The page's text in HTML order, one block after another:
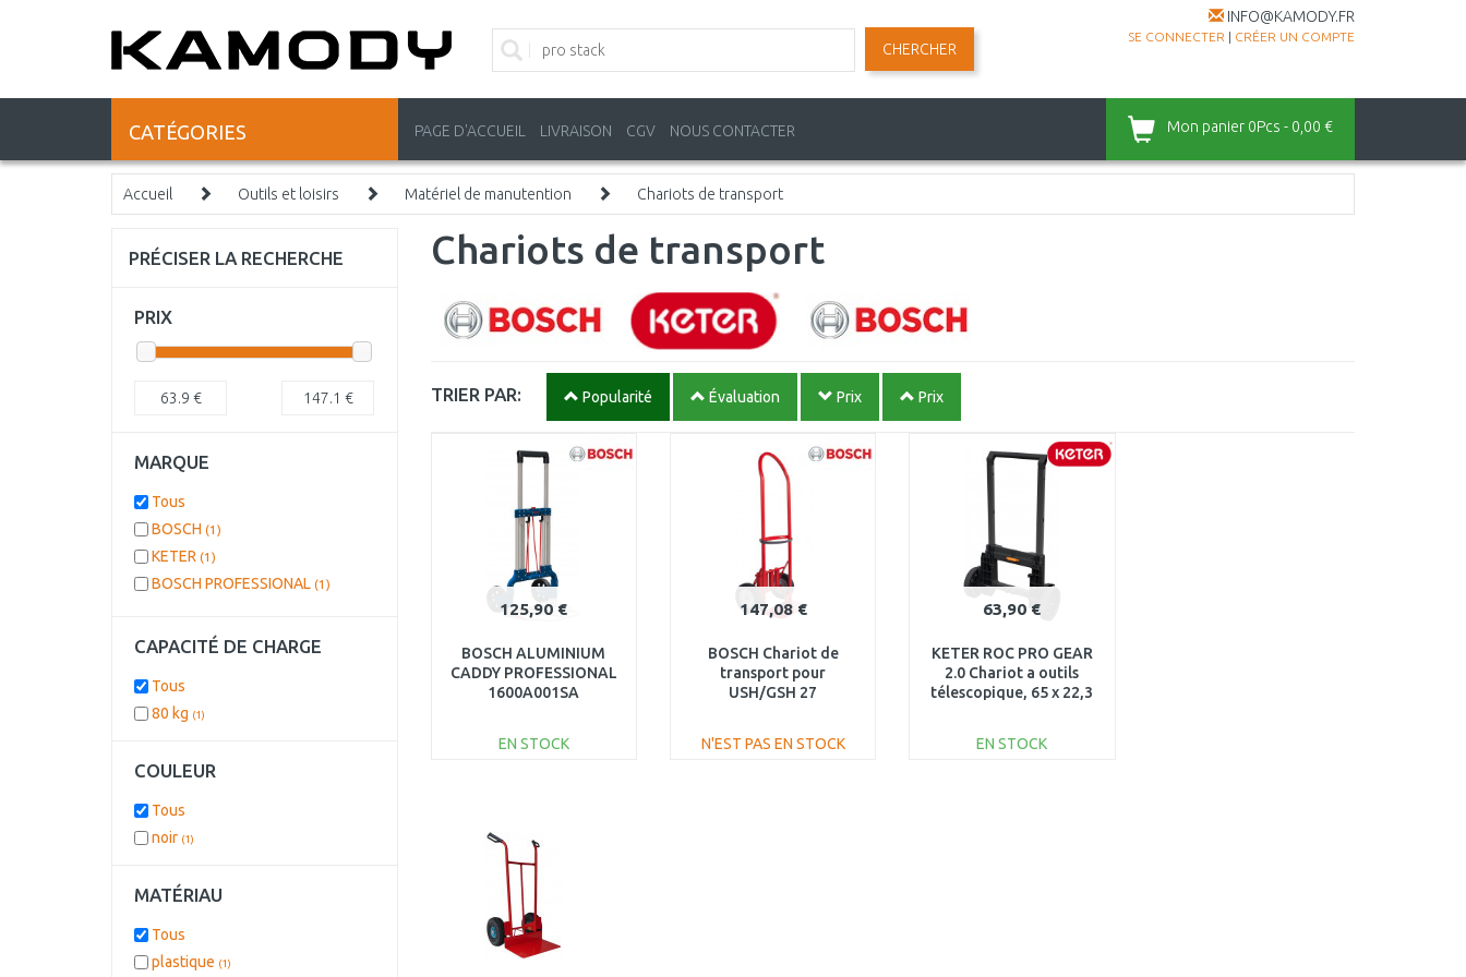
INFO@KAMODY.FR
SE CONNECTER | CRÉER UN COMPTE
CHERCHER
CATÉGORIES PAGE D'ACCUEIL LIVRAISON CGV NOUS CONTACTER Mon panier 0Pcs - 0,00 €
Accueil Outils et loisirs Matériel de manutention Chariots de transport
Chariots de transport
TRIER PAR: Popularité Évaluation Prix Prix
125,90 €
BOSCH ALUMINIUM
CADDY PROFESSIONAL
1600A001SA
EN STOCK
147,08 €
BOSCH Chariot de
transport pour
USH/GSH 27
N'EST PAS EN STOCK
63,90 €
KETER ROC PRO GEAR
2.0 Chariot a outils
télescopique, 65 x 22,3
EN STOCK
PRÉCISER LA RECHERCHE
PRIX
63.9 € 147.1 €
MARQUE
Tous
BOSCH (1)
KETER (1)
BOSCH PROFESSIONAL (1)
CAPACITÉ DE CHARGE
Tous
80 kg (1)
COULEUR
Tous
noir (1)
MATÉRIAU
Tous
plastique (1)